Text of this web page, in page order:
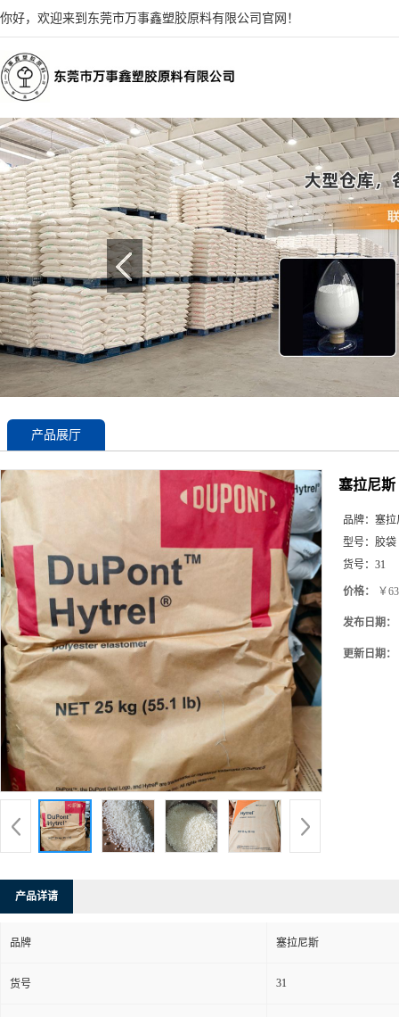
你好，欢迎来到东莞市万事鑫塑胶原料有限公司官网！
产品展厅
塞拉尼斯
品牌： 塞拉
型号： 胶袋
货号： 31
价格： ￥
发布日期：
更新日期：
产品详请
品牌 塞拉尼斯
货号 31